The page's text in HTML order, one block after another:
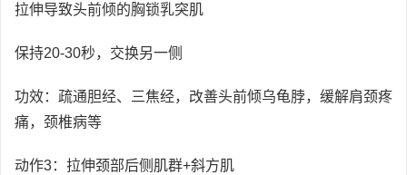
拉伸导致头前倾的胸锁乳突肌
保持20-30秒，交换另一侧
功效：疏通胆经、三焦经，改善头前倾乌龟脖，缓解肩颈疼
痛，颈椎病等
动作3：拉伸颈部后侧肌群+斜方肌